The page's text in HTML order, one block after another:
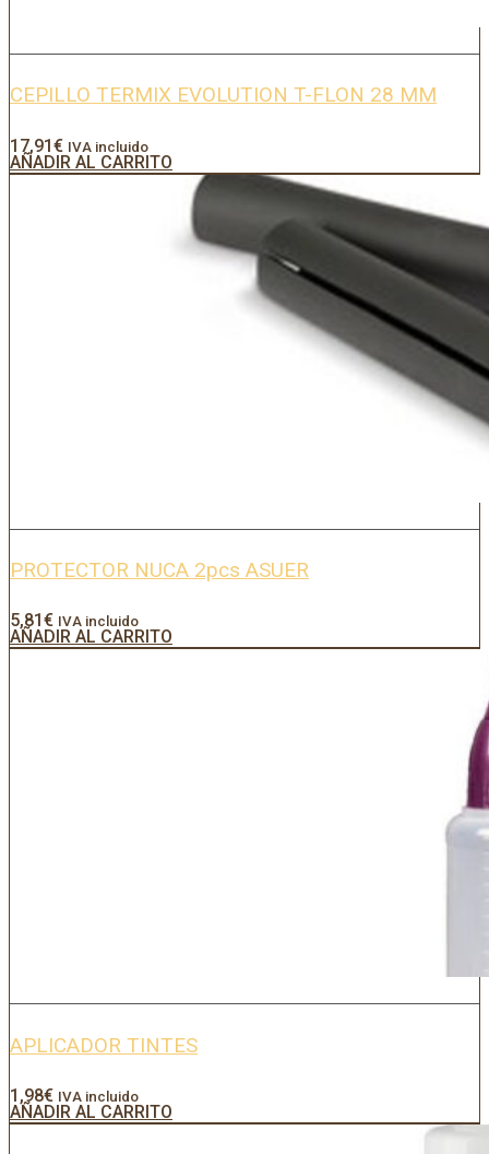
CEPILLO TERMIX EVOLUTION T-FLON 28 MM
17,91€ IVA incluido
AÑADIR AL CARRITO
PROTECTOR NUCA 2pcs ASUER
5,81 € IVA incluido
AÑADIR AL CARRITO
APLICADOR TINTES
1,98€ IVA incluido
AÑADIR AL CARRITO